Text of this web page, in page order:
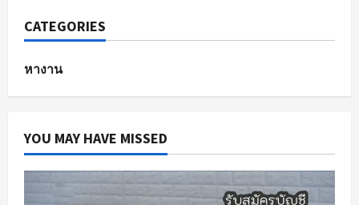
CATEGORIES
หางาน
YOU MAY HAVE MISSED